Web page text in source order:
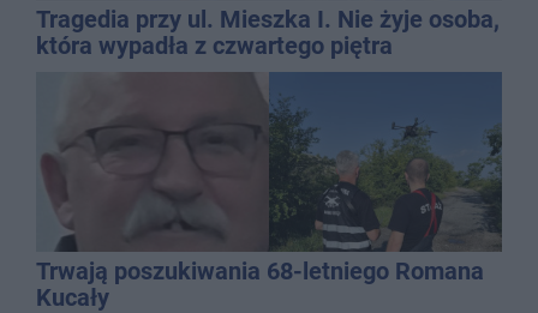
Tragedia przy ul. Mieszka I. Nie żyje osoba,
która wypadła z czwartego piętra
Trwają poszukiwania 68-letniego Romana
Kucały